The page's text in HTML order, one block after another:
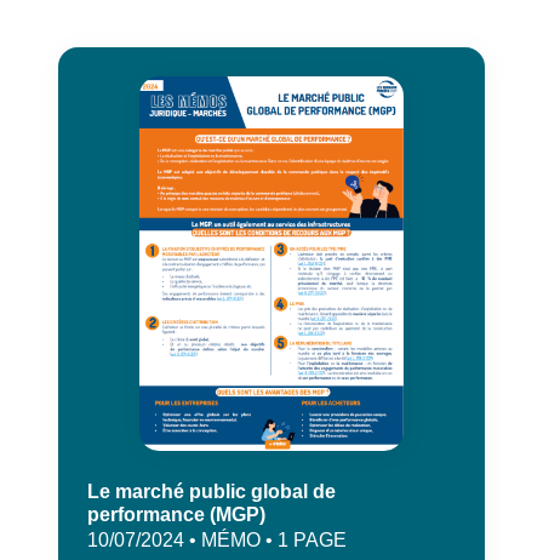
Le marché public global de
performance (MGP)
10/07/2024 • MÉMO • 1 PAGE